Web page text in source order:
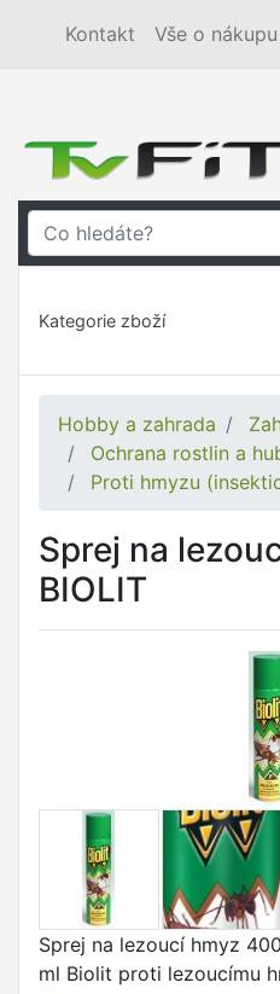
Kontakt Vše o nákupu
Kategorie zboží
Hobby a zahrada
Ochrana rostlin a
Proti hmyzu
Sprej na
BIOLIT
Sprej na lezoucí hmyz
ml Biolit proti lezoucímu